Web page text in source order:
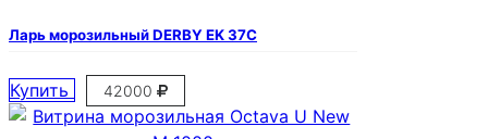
Ларь морозильный DERBY EK 37C
Купить 42000